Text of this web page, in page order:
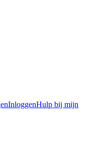
InloggenHulp bij mijn